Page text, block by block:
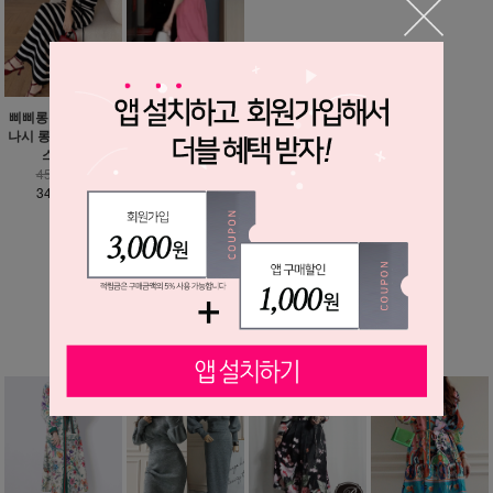
삐삐롱 스트라이프
나시 롱스커트 투피
스 셋업
45,900원
34,900원
소피아 백리스 로맨
틱 롱 원피스 / 휴가
룩 추천
36,900원
MORE ▼
베스트 상품